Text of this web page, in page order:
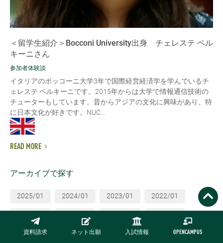
資料請求 ネット出願 入試情報 OPENCAMPUS
＜留学生紹介＞Bocconi University出身 チェレステ ペル
キーニさん
参加者体験談
イタリアのボッコーニ大学3年で国際経営経済学を学んでいるチ
ェレステ ペルキーニです。2015年からは大学で情報通信技術の
チューターもしています。昔からアジアの文化に興味があり、特
に日本文化が好きです。NUC...
READ MORE
アーカイブで探す
2025/01 2024/01 2023/01 2022/01
2017/01 2016/01